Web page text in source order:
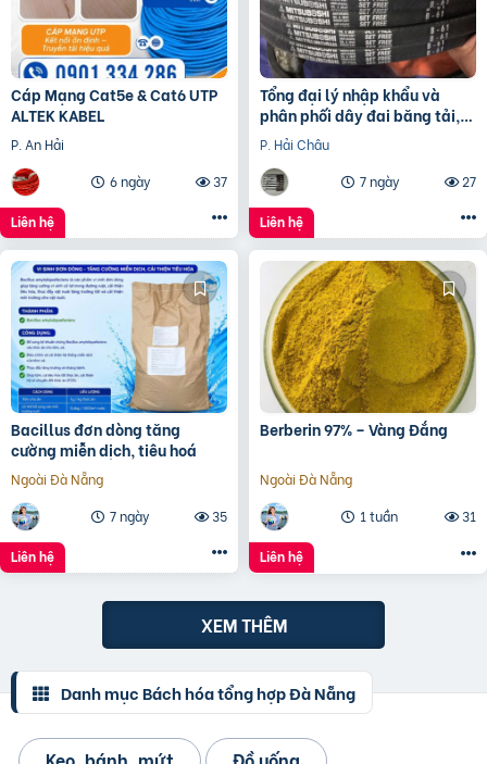
Cáp Mạng Cat5e & Cat6 UTP
ALTEK KABEL
P. An Hải
6 ngày
37
Liên hệ
Tổng đại lý nhập khẩu và
phân phối dây đai băng tải,
dây Curoa các loại
P. Hải Châu
7 ngày
27
Liên hệ
Bacillus đơn dòng tăng
cường miễn dịch, tiêu hoá
Ngoài Đà Nẵng
7 ngày
35
Liên hệ
Berberin 97% – Vàng Đắng
Ngoài Đà Nẵng
1 tuần
31
Liên hệ
XEM THÊM
Danh mục Bách hóa tổng hợp Đà Nẵng
Kẹo, bánh, mứt Đồ uống